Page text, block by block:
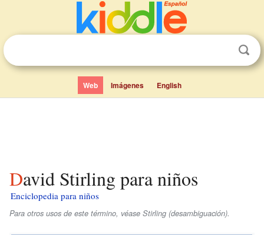
Web Imágenes English
David Stirling para niños
Enciclopedia para niños
Para otros usos de este término, véase Stirling (desambiguación).